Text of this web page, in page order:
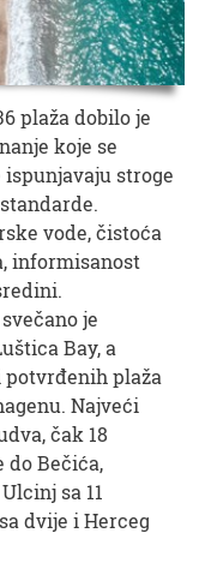
plaža dobilo je
koje se
stroge
vode, čistoća
informisanost
je
Bay, a
plaža
Najveći
čak 18
do Bečića,
sa 11
dvije i Herceg